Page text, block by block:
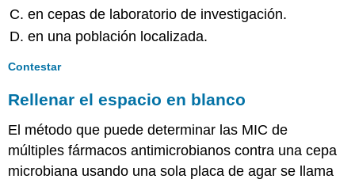
en cepas de laboratorio de investigación.
en una población localizada.
Contestar
Rellenar el espacio en blanco
El método que puede determinar las MIC de
múltiples fármacos antimicrobianos contra una cepa
microbiana usando una sola placa de agar se llama